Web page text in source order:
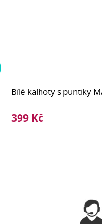
Bílé kalhoty s puntíky
399 Kč